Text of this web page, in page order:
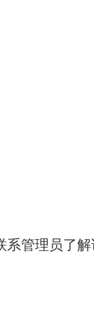
系管理员了